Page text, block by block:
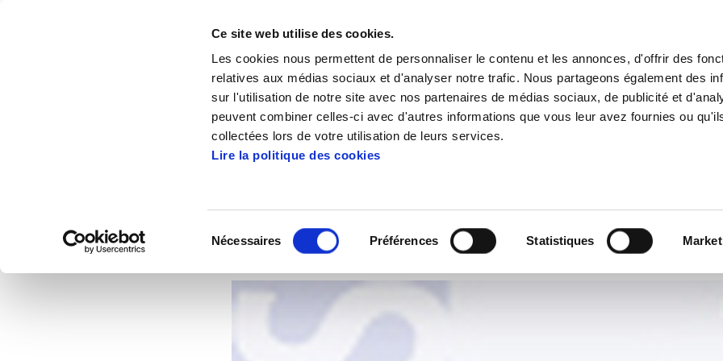
Ce site web utilise des cookies.
Les cookies nous permettent de personnaliser le contenu et les annonces, d'offrir des
relatives aux médias sociaux et d'analyser notre trafic. Nous partageons également des
sur l'utilisation de notre site avec nos partenaires de médias sociaux, de publicité et
peuvent combiner celles-ci avec d'autres informations que vous leur avez fournies ou
collectées lors de votre utilisation de leurs services.
Lire la politique des cookies
Nécessaires Préférences Statistiques
La réforme la plus dure des dernières annés. Número 25 d´Azterketak
La réforme la plus dure des dernières annés.
2011/02/14